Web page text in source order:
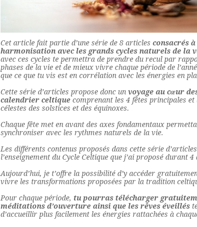
Cet article fait partie d’une série de 8 articles consacrés
harmonisation avec les grands cycles naturels de la
avec ces cycles te permettra de prendre du recul par
phases de la vie et de mieux vivre chaque période de
que ce que tu vis est en corrélation avec les énergies en
Cette série d’articles propose donc un voyage au cœur
calendrier celtique comprenant les 4 fêtes principales et
célestes des solstices et des équinoxes.
Chaque fête met en avant des axes fondamentaux
synchroniser avec les rythmes naturels de la vie.
Les différents contenus proposés dans cette série
l’enseignement du Cycle Celtique que j’ai proposé durant 4
Aujourd’hui, je t’offre la possibilité d’y accéder
vivre les transformations proposées par la tradition
Pour chaque période, tu pourras télécharger
méditations d’ouverture ainsi que les rêves éveillés
d’accueillir plus facilement les énergies rattachées à